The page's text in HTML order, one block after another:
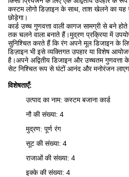
कस्टम लोगो डिज़ाइन के साथ, ताश खेलने का यह
छोड़ेगा।
कार्ड उच्च गुणवत्ता वाली कागज सामग्री से बने
तक चलने वाला बनाते हैं।मुद्रण प्रक्रिया में
सुनिश्चित करते हैं कि रंग अपने मूल डिजाइन के
डिज़ाइन भी इसे व्यक्तिगत उपहार या विशेष
है।अपने अद्वितीय डिजाइन और उच्चतम गुणवत्ता
सेट निश्चित रूप से घंटों आनंद और मनोरंजन
विशेषताएँ:
उत्पाद का नाम: कस्टम बजाना कार्ड
नौ की संख्या: 4
मुद्रण: पूर्ण रंग
सूट की संख्या: 4
राजाओं की संख्या: 4
इक्के की संख्या: 4